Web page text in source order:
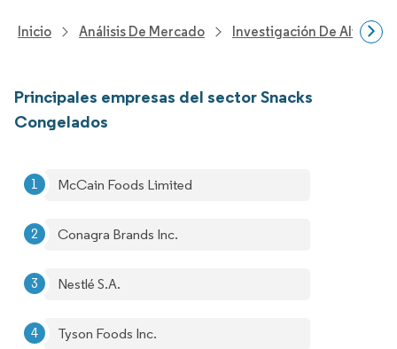
Inicio Análisis De Mercado Investigación De
Principales empresas del sector Snacks
Congelados
McCain Foods Limited
Conagra Brands Inc.
Nestlé S.A.
Tyson Foods Inc.